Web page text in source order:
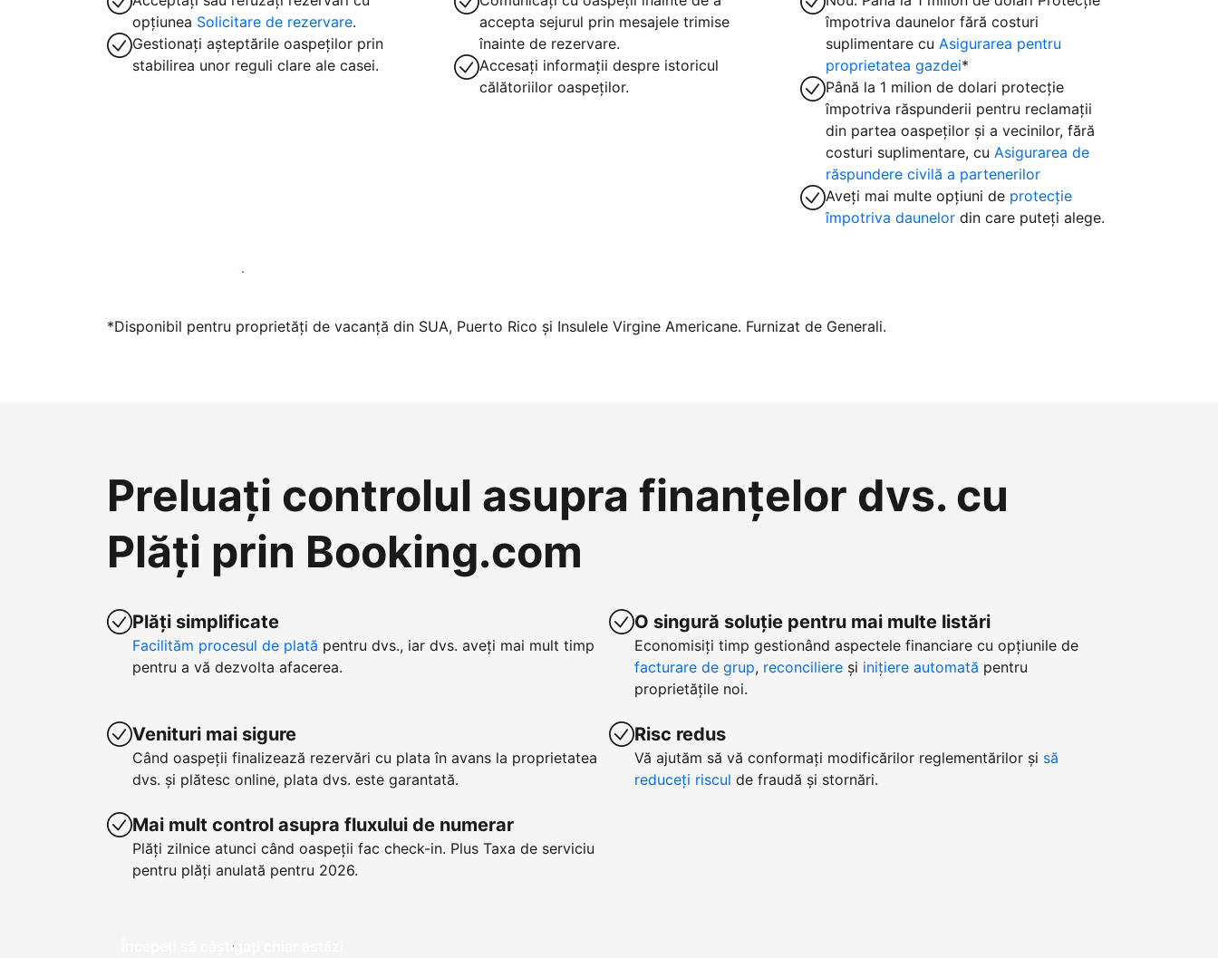
opțiunea Solicitare de rezervare.
Gestionați așteptările oaspeților prin
stabilirea unor reguli clare ale casei.
accepta sejurul prin mesajele trimise
înainte de rezervare.
Accesați informații despre istoricul
călătoriilor oaspeților.
împotriva daunelor fără costuri
suplimentare cuAsigurarea pentru
proprietatea gazdei*
Până la 1 milion de dolari protecție
împotriva răspunderii pentru reclamații
din partea oaspeților și a vecinilor, fără
costuri suplimentare, cuAsigurarea de
răspundere civilă a partenerilor
Aveți mai multe opțiuni de protecție
împotriva daunelor din care puteți alege.
Găzduiți oaspeți cu noi chiar astăzi
*Disponibil pentru proprietăți de vacanță din SUA, Puerto Rico și Insulele Virgine Americane. Furnizat de Generali.
Preluați controlul asupra finanțelor dvs. cu
Plăți prin Booking.com
Plăți simplificate
Facilităm procesul de plată pentru dvs., iar dvs. aveți mai mult timp
pentru a vă dezvolta afacerea.
Venituri mai sigure
Când oaspeții finalizează rezervări cu plata în avans la proprietatea
dvs. și plătesc online, plata dvs. este garantată.
Mai mult control asupra fluxului de numerar
Plăți zilnice atunci când oaspeții fac check-in. Plus Taxa de serviciu
pentru plăți anulată pentru 2026.
O singură soluție pentru mai multe listări
Economisiți timp gestionând aspectele financiare cu opțiunile de
facturare de grup, reconciliere și inițiere automată pentru
proprietățile noi.
Risc redus
Vă ajutăm să vă conformați modificărilor reglementărilor și să
reduceți riscul de fraudă și stornări.
Începeți să câștigați chiar astăzi